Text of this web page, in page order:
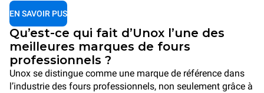
EN SAVOIR PUS
Qu’est-ce qui fait d’Unox l’une des
meilleures marques de fours
professionnels ?
Unox se distingue comme une marque de référence dans
l’industrie des fours professionnels, non seulement grâce à